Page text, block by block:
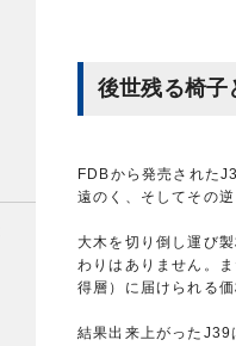
後世残る椅子
FDBから発売された
遠のく、そしてその
大木を切り倒し運び
わりはありません。
得層）に届けられる
結果出来上がったJ39